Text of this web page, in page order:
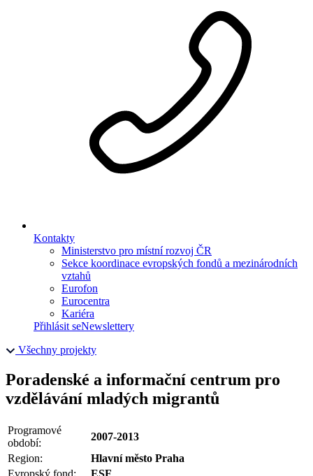
Kontakty
Ministerstvo pro místní rozvoj ČR
Sekce koordinace evropských fondů a mezinárodních
vztahů
Eurofon
Eurocentra
Kariéra
Přihlásit seNewslettery
Všechny projekty
Poradenské a informační centrum pro
vzdělávání mladých migrantů
Programové
období:
2007-2013
Region:
Hlavní město Praha
Evropský fond:
ESF